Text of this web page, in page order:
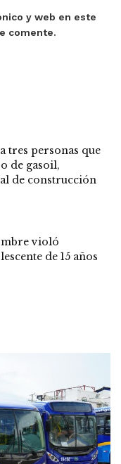
y web en este
comente.
tres personas que
de gasoil,
de construcción
violó
de 15 años